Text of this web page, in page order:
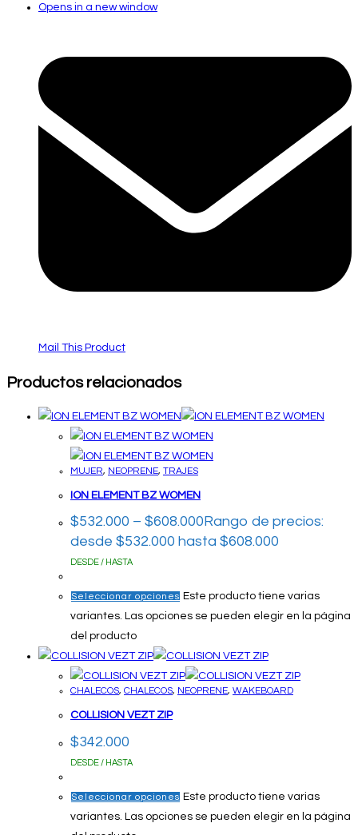
Opens in a new window
Mail This Product
Productos relacionados
MUJER, NEOPRENE, TRAJES
ION ELEMENT BZ WOMEN
$532.000 – $608.000 Rango de precios:
desde $532.000 hasta $608.000
DESDE / HASTA
Seleccionar opciones Este producto tiene varias
variantes. Las opciones se pueden elegir en la página
del producto
CHALECOS, CHALECOS, NEOPRENE, WAKEBOARD
COLLISION VEZT ZIP
$342.000
DESDE / HASTA
Seleccionar opciones Este producto tiene varias
variantes. Las opciones se pueden elegir en la página